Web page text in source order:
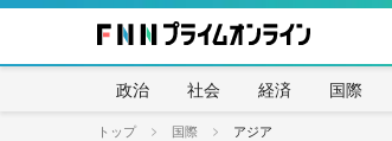
政治 社会 経済 国際
トップ 国際 アジア